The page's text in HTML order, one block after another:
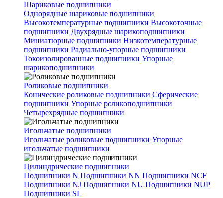
Шариковые подшипники
Однорядные шариковые подшипники
Высокотемпературные подшипники Высокоточные
подшипники Двухрядные шарикоподшипники
Миниатюрные подшипники Низкотемпературные
подшипники Радиально-упорные подшипники
Токоизолированные подшипники Упорные
шарикоподшипники
Роликовые подшипники
Конические роликовые подшипники Сферические
подшипники Упорные роликоподшипники
Четырехрядные подшипники
Игольчатые подшипники
Игольчатые роликовые подшипники Упорные
игольчатые подшипники
Цилиндрические подшипники
Подшипники N Подшипники NN Подшипники NCF
Подшипники NJ Подшипники NU Подшипники NUP
Подшипники SL